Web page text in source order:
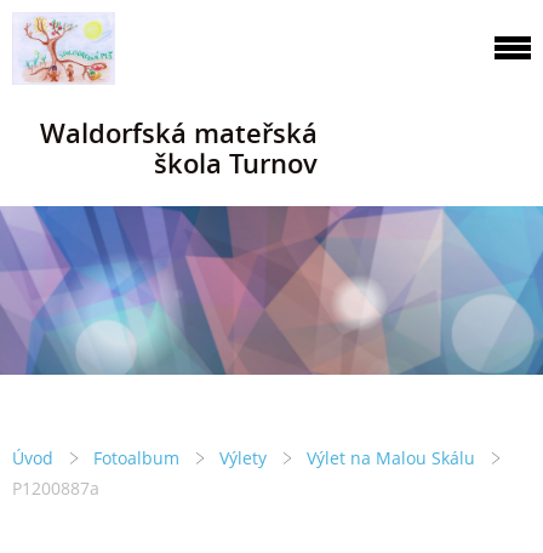
Waldorfská mateřská
škola Turnov
Úvod Fotoalbum Výlety
Výlet na Malou Skálu
P1200887a